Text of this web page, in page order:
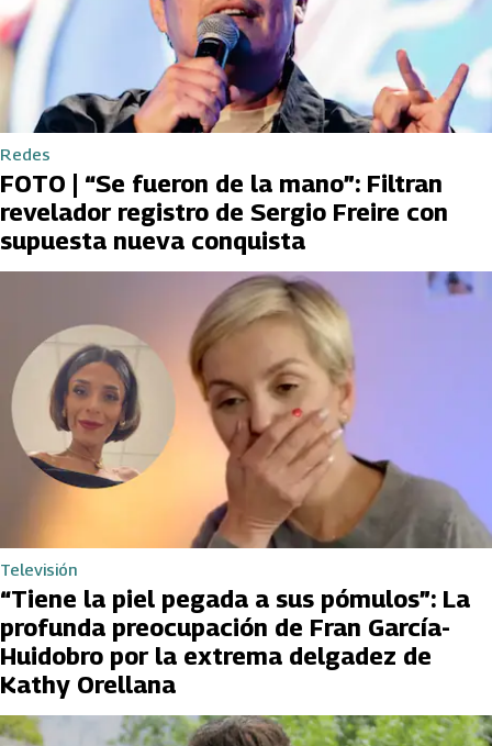
Redes
FOTO | “Se fueron de la mano”: Filtran
revelador registro de Sergio Freire con
supuesta nueva conquista
Televisión
“Tiene la piel pegada a sus pómulos”: La
profunda preocupación de Fran García-
Huidobro por la extrema delgadez de
Kathy Orellana